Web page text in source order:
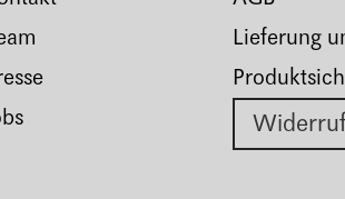
Lieferung
Widerruf